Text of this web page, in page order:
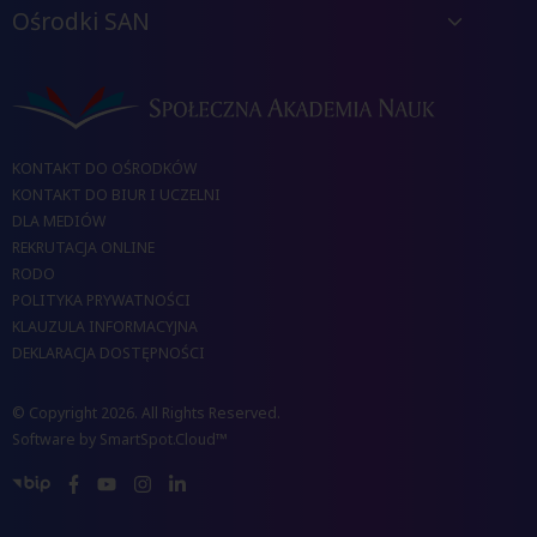
Ośrodki SAN
KONTAKT DO OŚRODKÓW
KONTAKT DO BIUR I UCZELNI
DLA MEDIÓW
REKRUTACJA ONLINE
RODO
POLITYKA PRYWATNOŚCI
KLAUZULA INFORMACYJNA
DEKLARACJA DOSTĘPNOŚCI
© Copyright 2026. All Rights Reserved.
Software by SmartSpot.Cloud™